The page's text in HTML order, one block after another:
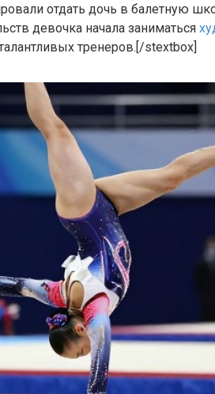
отдать дочь в балетную
девочка начала заниматься
тренеров.[/stextbox]